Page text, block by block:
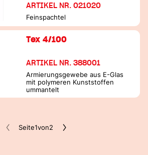
ARTIKEL NR. 021020
Feinspachtel
Tex 4/100
ARTIKEL NR. 388001
Armierungsgewebe aus E-Glas
mit polymeren Kunststoffen
ummantelt
Seite1von2